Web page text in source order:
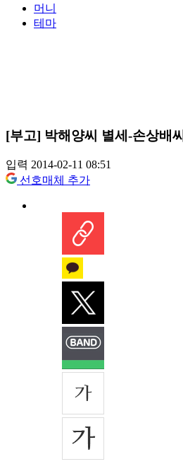
머니
테마
[부고] 박해양씨 별세-손상배
입력 2014-02-11 08:51
선호매체 추가